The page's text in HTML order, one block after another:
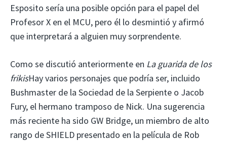
Esposito sería una posible opción para el papel del
Profesor X en el MCU, pero él lo desmintió y afirmó
que interpretará a alguien muy sorprendente.
Como se discutió anteriormente en La guarida de los
frikisHay varios personajes que podría ser, incluido
Bushmaster de la Sociedad de la Serpiente o Jacob
Fury, el hermano tramposo de Nick. Una sugerencia
más reciente ha sido GW Bridge, un miembro de alto
rango de SHIELD presentado en la película de Rob